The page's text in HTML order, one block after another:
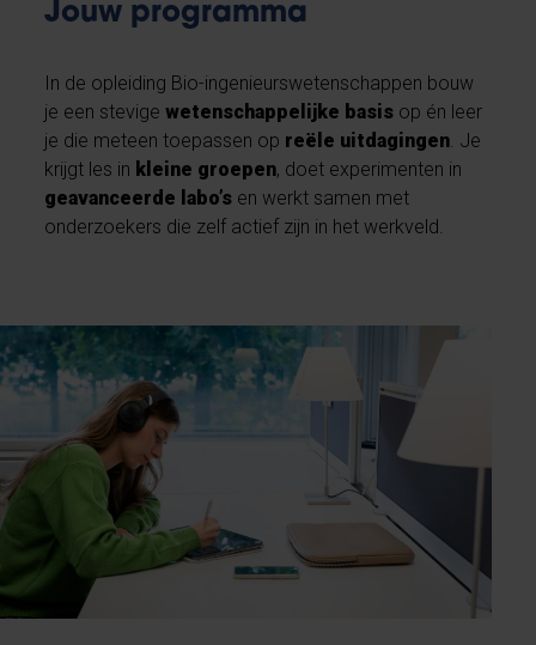
Jouw programma
In de opleiding Bio-ingenieurswetenschappen bouw
je een stevigewetenschappelijke basis op én leer
je die meteen toepassen op reële uitdagingen. Je
krijgt les in kleine groepen, doet experimenten in
geavanceerde labo’s en werkt samen met
onderzoekers die zelf actief zijn in het werkveld.